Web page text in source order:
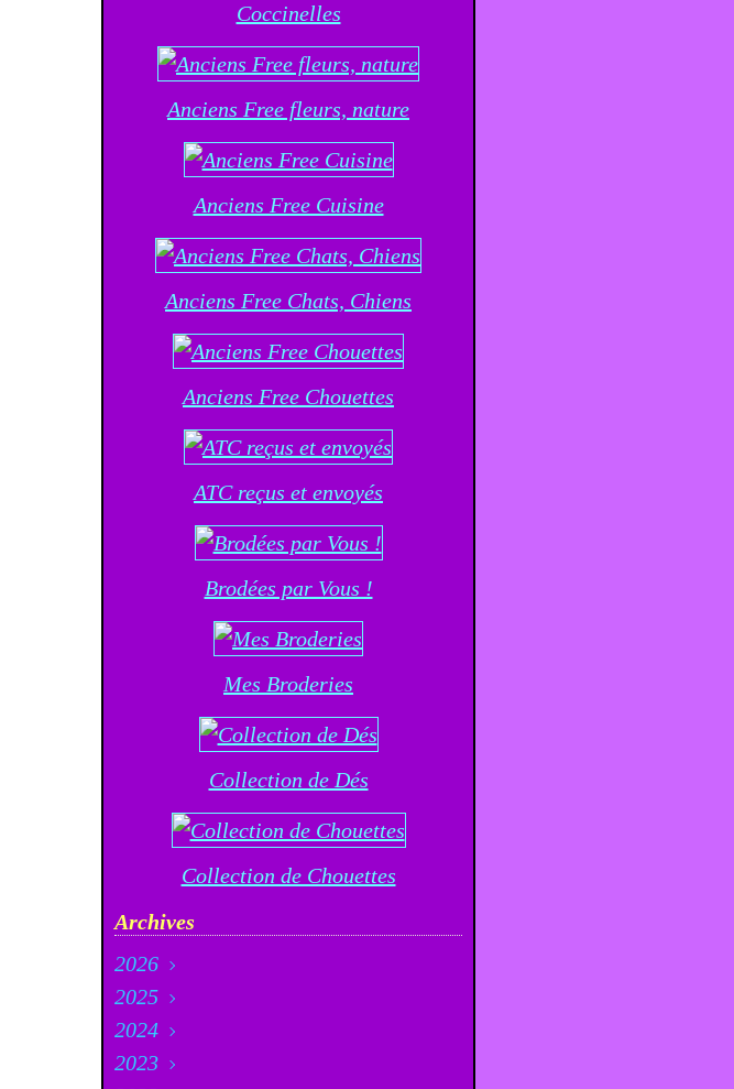
Coccinelles
Anciens Free fleurs, nature
Anciens Free Cuisine
Anciens Free Chats, Chiens
Anciens Free Chouettes
ATC reçus et envoyés
Brodées par Vous !
Mes Broderies
Collection de Dés
Collection de Chouettes
Archives
2026
Août
Juillet
Juin
2025
Décembre
Novembre
2024
Décembre
2023